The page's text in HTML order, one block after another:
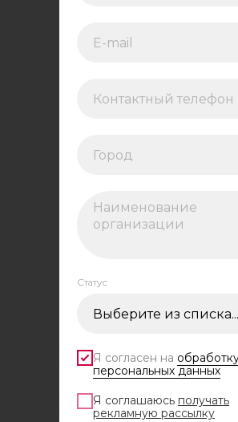
Статус
Я согласен на
персональных данных
Я соглашаюсь получать
рекламную рассылку